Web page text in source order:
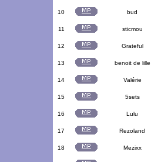
10 bud
11 sticmou
12 Grateful
13 benoit de lille
14 Valérie
15 5sets
16 Lulu
17 Rezoland
18 Mezixx